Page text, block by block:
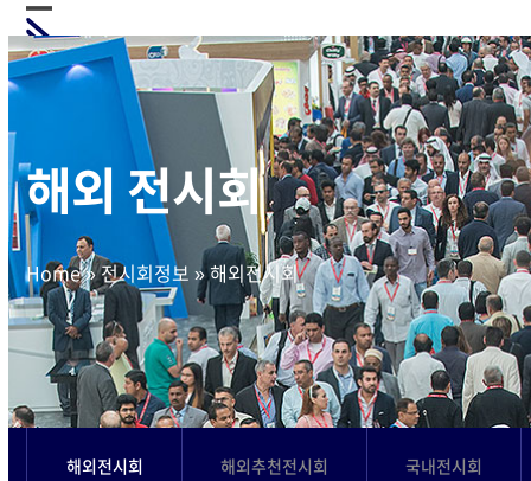
Skip
to
content
Open
mobile
Close
mobile
해외 전시회
Home»전시회정보 »해외전시회
해외전시회 해외추천전시회 국내전시회